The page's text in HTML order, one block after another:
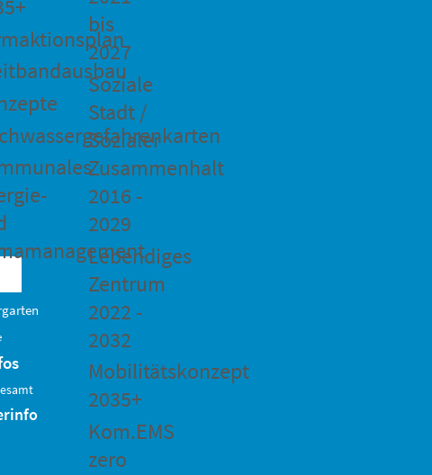
bis
2027
Soziale
Stadt /
Sozialer
Zusammenhalt
2016 -
2029
Lebendiges
Zentrum
2022 -
2032
Mobilitätskonzept
2035+
Kom.EMS
zero